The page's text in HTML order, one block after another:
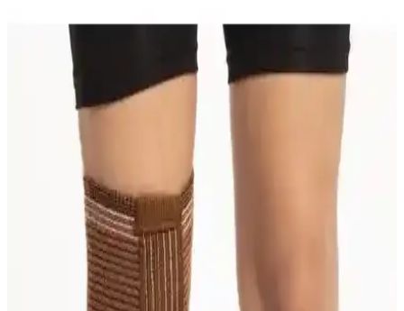
Lyon Deve Tüyü Dizlik Çift 37-40 cm: Diz Destek ve
Konfor İçin Yüksek Kalite Çözüm
Yüksek kaliteli malzemeden üretilmiş, sıcak tutan ve antibakteriyel
özellikleriyle dizinizi destekleyen Lyon Deve Tüyü Dizlik Çiftini
kullanarak hareket özgürlüğünüzü artırın.
Morsa Cyberg Patella Destekli Neopren Dizlik: Diz
Sağlığı İçin Güvenilir ve Konforlu Çözüm
Yüksek kaliteli neopren malzemeden üretilmiş, patella desteği ve
hava gözenekleriyle konfor sunan bu dizlik, diz ağrılarını hafifletir
ve günlük yaşamda rahatlık sağlar.
Deep Fleksible Balenli Patella Destekli Dizlik: Diz
Sağlığı ve Hareket Özgürlüğü İçin İnceleme